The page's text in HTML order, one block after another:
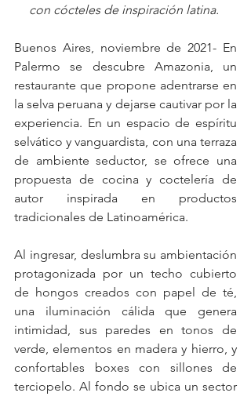
con cócteles de inspiración latina.
Buenos Aires, noviembre de 2021- En
Palermo se descubre Amazonia, un
restaurante que propone adentrarse en
la selva peruana y dejarse cautivar por la
experiencia. En un espacio de espíritu
selvático y vanguardista, con una terraza
de ambiente seductor, se ofrece una
propuesta de cocina y coctelería de
autor inspirada en productos
tradicionales de Latinoamérica.
Al ingresar, deslumbra su ambientación
protagonizada por un techo cubierto
de hongos creados con papel de té,
una iluminación cálida que genera
intimidad, sus paredes en tonos de
verde, elementos en madera y hierro, y
confortables boxes con sillones de
terciopelo. Al fondo se ubica un sector